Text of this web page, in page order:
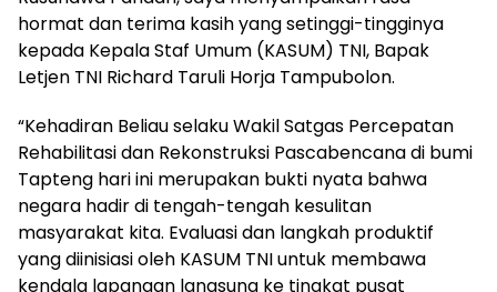
hormat dan terima kasih yang setinggi-tingginya
kepada Kepala Staf Umum (KASUM) TNI, Bapak
Letjen TNI Richard Taruli Horja Tampubolon.
“Kehadiran Beliau selaku Wakil Satgas Percepatan
Rehabilitasi dan Rekonstruksi Pascabencana di bumi
Tapteng hari ini merupakan bukti nyata bahwa
negara hadir di tengah-tengah kesulitan
masyarakat kita. Evaluasi dan langkah produktif
yang diinisiasi oleh KASUM TNI untuk membawa
kendala lapangan langsung ke tingkat pusat